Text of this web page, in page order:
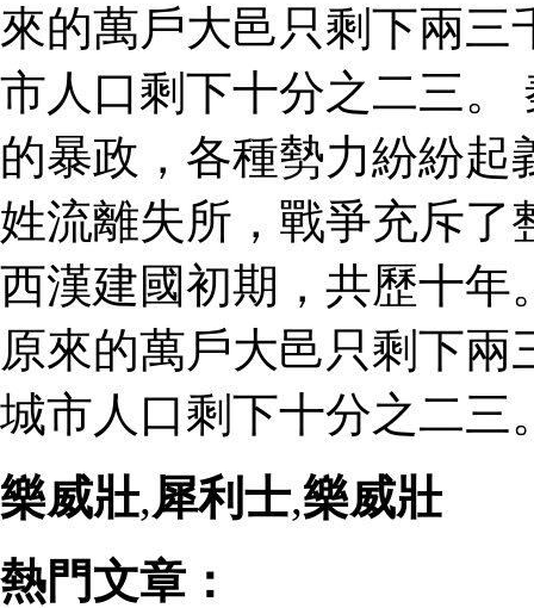
來的萬戶大邑只剩下兩
市人口剩下十分之二三。
的暴政，各種勢力紛紛
姓流離失所，戰爭充斥了
西漢建國初期，共歷十年
原來的萬戶大邑只剩下
城市人口剩下十分之二三
樂威壯,犀利士,樂威壯
熱門文章：